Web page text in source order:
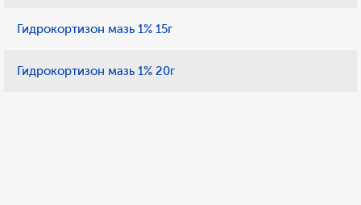
Гидрокортизон мазь 1% 15г
Гидрокортизон мазь 1% 20г